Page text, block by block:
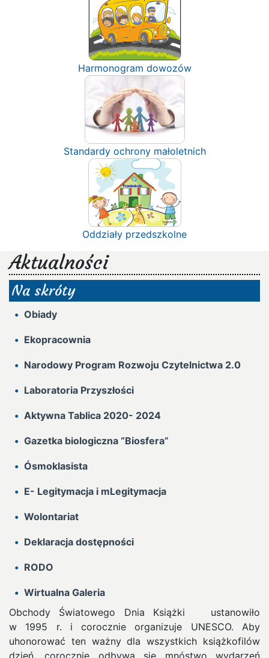
Harmonogram dowozów
Standardy ochrony małoletnich
Oddziały przedszkolne
Aktualności
Na skróty
Obiady
Ekopracownia
Narodowy Program Rozwoju Czytelnictwa 2.0
Laboratoria Przyszłości
Aktywna Tablica 2020- 2024
Gazetka biologiczna “Biosfera”
Ósmoklasista
E- Legitymacja i mLegitymacja
Wolontariat
Deklaracja dostępności
RODO
Wirtualna Galeria
Obchody Światowego Dnia Książki ustanowiło
w 1995 r. i corocznie organizuje UNESCO. Aby
uhonorować ten ważny dla wszystkich książkofilów
dzień, corocznie odbywa się mnóstwo wydarzeń